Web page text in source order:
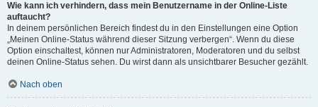
Wie kann ich verhindern, dass mein Benutzername in der Online-Liste
auftaucht?
In deinem persönlichen Bereich findest du in den Einstellungen eine Option
„Meinen Online-Status während dieser Sitzung verbergen“. Wenn du diese
Option einschaltest, können nur Administratoren, Moderatoren und du selbst
deinen Online-Status sehen. Du wirst dann als unsichtbarer Besucher gezählt.
Nach oben